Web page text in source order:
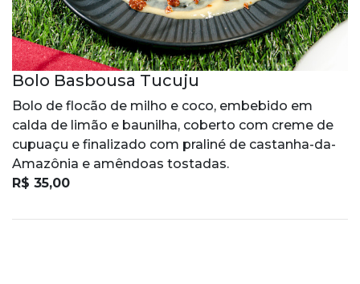
Bolo Basbousa Tucuju
Bolo de flocão de milho e coco, embebido em
calda de limão e baunilha, coberto com creme de
cupuaçu e finalizado com praliné de castanha-da-
Amazônia e amêndoas tostadas.
R$ 35,00